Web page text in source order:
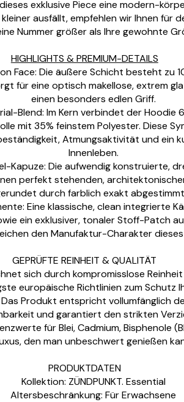
exklusive Piece eine modern-
ausfällt, empfehlen wir Ihnen für
Nummer größer als Ihre gewohnte
HIGHLIGHTS & PREMIUM-DETAILS
Face: Die äußere Schicht besteht zu
für eine optisch makellose, extrem
einen besonders edlen Griff.
Blend: Im Kern verbindet der Hoodie
mit 35% feinstem Polyester. Diese
Atmungsaktivität und ein
Innenleben.
Kapuze: Die aufwendig konstruierte,
perfekt stehenden,
durch farblich exakt
Eine klassische, clean integrierte
ein exklusiver, tonaler Stoff-Patch
den Manufaktur-Charakter dieses
GEPRÜFTE REINHEIT & QUALITÄT
sich durch kompromisslose
europäische Richtlinien zum Schutz
Produkt entspricht vollumfänglich
und garantiert den strikten
für Blei, Cadmium, Bisphenole
den man unbeschwert genießen
PRODUKTDATEN
Kollektion: ZÜNDPUNKT. Essential
Altersbeschränkung: Für Erwachsene